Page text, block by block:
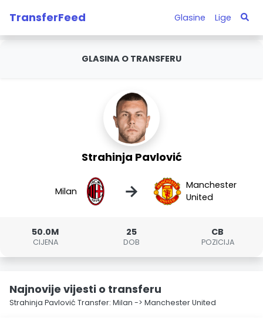
TransferFeed Glasine Lige
GLASINA O TRANSFERU
Strahinja Pavlović
Milan →
Manchester
United
50.0M
CIJENA
25
DOB
CB
POZICIJA
Najnovije vijesti o transferu
Strahinja Pavlović Transfer: Milan -> Manchester United